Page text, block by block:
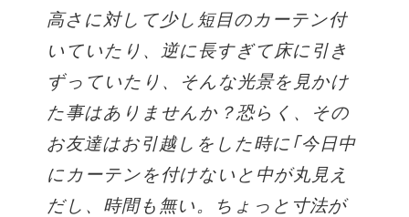
高さに対して少し短目のカーテン付
いていたり、逆に長すぎて床に引き
ずっていたり、そんな光景を見かけ
た事はありませんか？恐らく、その
お友達はお引越しをした時に｢今日中
にカーテンを付けないと中が丸見え
だし、時間も無い。ちょっと寸法が